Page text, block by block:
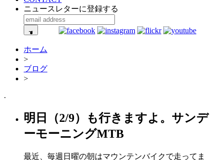
ニュースレターに登録する
ホーム
>
ブログ
>
.
明日（2/9）も行きますよ。サンデ
ーモーニングMTB
最近、毎週日曜の朝はマウンテンバイクで走ってま